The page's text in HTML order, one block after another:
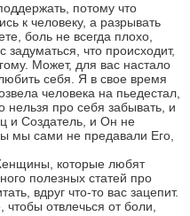
потому что
к человеку, а разрывать
боль не всегда плохо,
задуматься, что происходит,
Может, для вас настало
себя. Я в свое время
человека на пьедестал,
про себя забывать, и
и Создатель, и Он не
мы сами не предавали Его,
которые любят
полезных статей про
вдруг что-то вас зацепит.
отвлечься от боли,